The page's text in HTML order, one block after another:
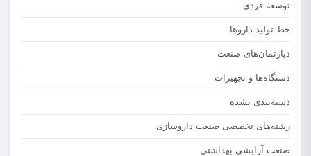
توسعه فردی
خط تولید داروها
دپارتمان‌های صنعت
دستگاه‌ها و تجهیزات
دسته‌بندی نشده
رشته‌های تخصصی صنعت داروسازی
صنعت آرایشی بهداشتی